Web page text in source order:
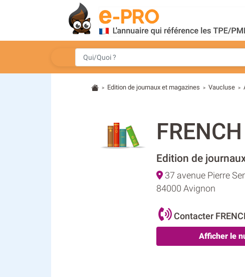
> Edition de journaux et magazines > Vaucluse >
Edition de
37 avenue Pierre
84000 Avignon
Contacter
Afficher le